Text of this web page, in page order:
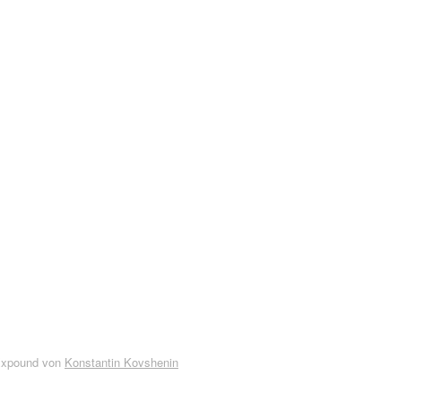
von Konstantin Kovshenin